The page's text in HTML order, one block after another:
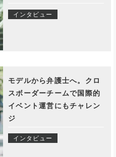
インタビュー
モデルから弁護士へ。クロ
スボーダーチームで国際的
イベント運営にもチャレン
ジ
インタビュー